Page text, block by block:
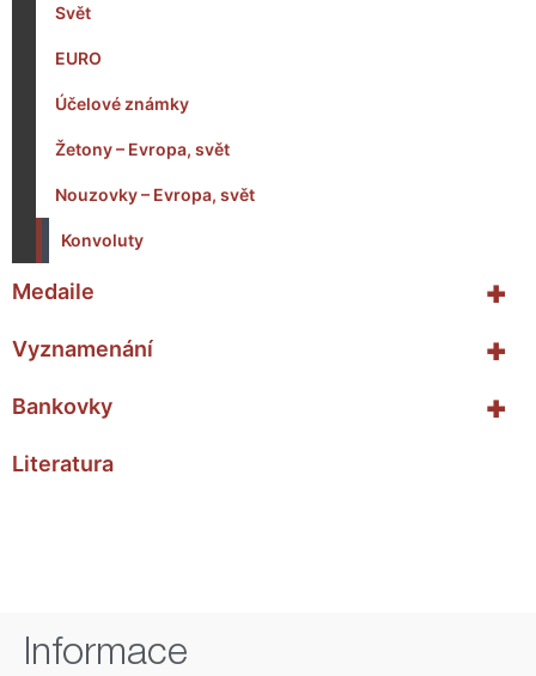
Svět
EURO
Účelové známky
Žetony – Evropa, svět
Nouzovky – Evropa, svět
Konvoluty
+
Medaile
+
Vyznamenání
+
Bankovky
Literatura
Informace